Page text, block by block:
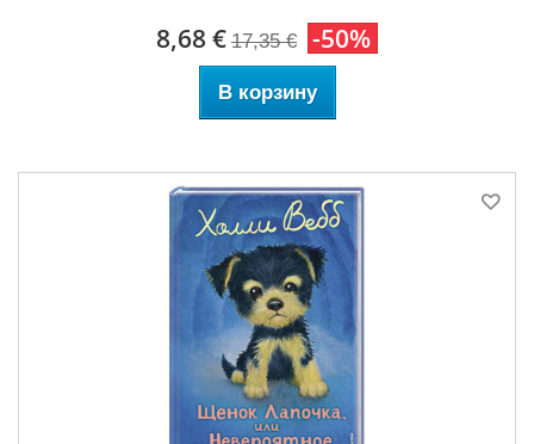
8,68 € 17,35 € -50%
В корзину